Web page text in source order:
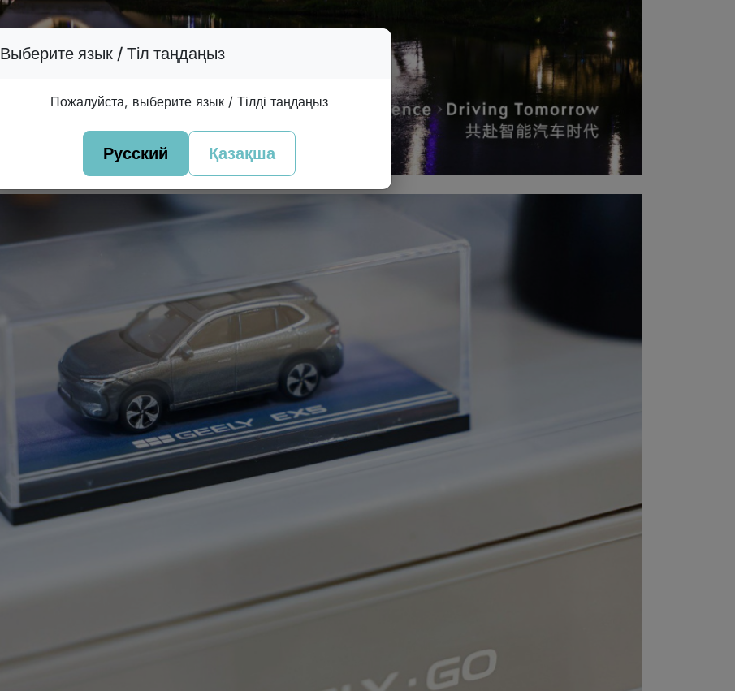
Выберите язык / Тіл таңдаңыз
Пожалуйста, выберите язык / Тілді таңдаңыз
Русский Қазақша